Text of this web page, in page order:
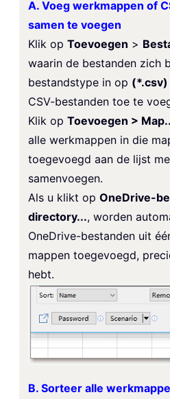
A. Voeg werkmappen of
samen te voegen
Klik op Toevoegen >
waarin de bestanden zich
bestandstype in op (*.csv)
CSV-bestanden toe te
Klik op Toevoegen >
alle werkmappen in die
toegevoegd aan de lijst
samenvoegen.
Als u klikt op OneDrive-
directory..., worden
OneDrive-bestanden uit
mappen toegevoegd,
hebt.
B. Sorteer alle